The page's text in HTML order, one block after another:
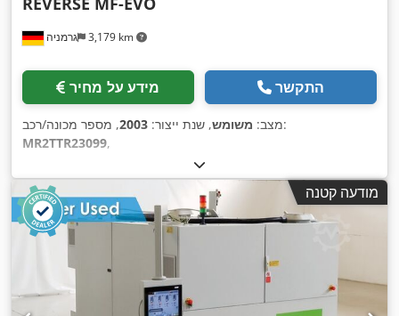
גרמניה 3,179 km
מידע על מחיר התקשר
מצב: משומש, שנת ייצור: 2003
, מספר מכונה/רכב:
MR2TTR23099,
מודעה קטנה